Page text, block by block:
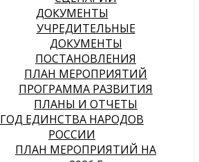
ДОКУМЕНТЫ
УЧРЕДИТЕЛЬНЫЕ
ДОКУМЕНТЫ
ПОСТАНОВЛЕНИЯ
ПЛАН МЕРОПРИЯТИЙ
ПРОГРАММА РАЗВИТИЯ
ПЛАНЫ И ОТЧЕТЫ
ГОД ЕДИНСТВА НАРОДОВ
РОССИИ
ПЛАН МЕРОПРИЯТИЙ НА